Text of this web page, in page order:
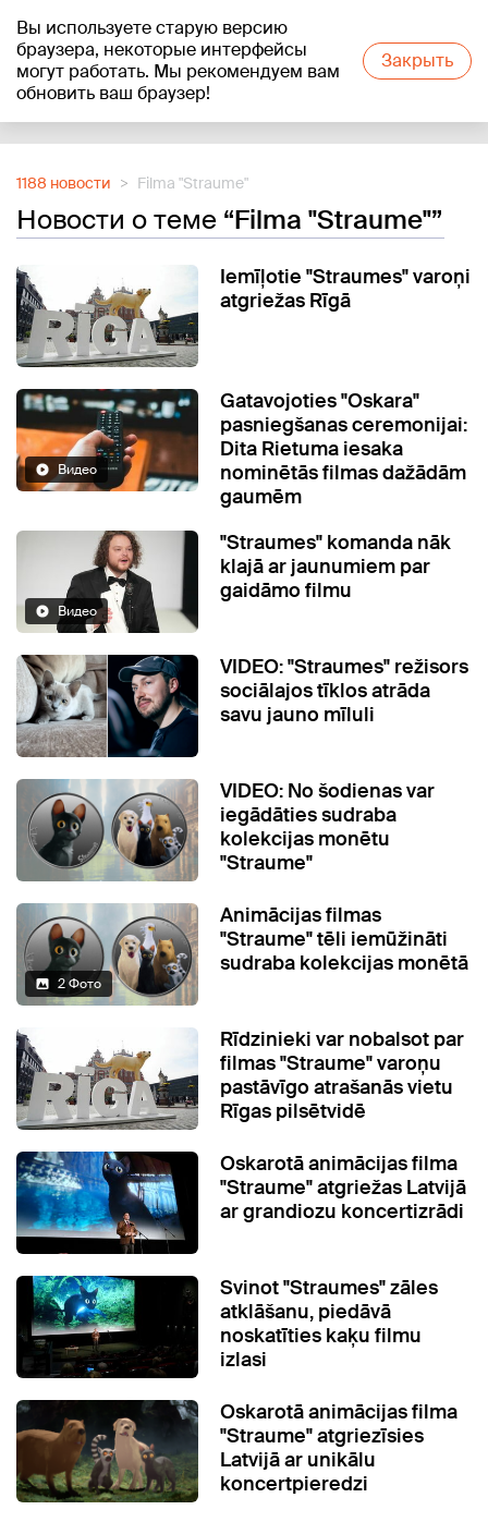
Вы используете старую версию
браузера, некоторые интерфейсы
могут работать. Мы рекомендуем вам
обновить ваш браузер!
Закрыть
+21°C
1188 новости Filma "Straume"
Новости о теме “Filma "Straume"”
Iemīļotie "Straumes" varoņi
atgriežas Rīgā
Видео
Gatavojoties "Oskara"
pasniegšanas ceremonijai:
Dita Rietuma iesaka
nominētās filmas dažādām
gaumēm
Видео
"Straumes" komanda nāk
klajā ar jaunumiem par
gaidāmo filmu
VIDEO: "Straumes" režisors
sociālajos tīklos atrāda
savu jauno mīluli
VIDEO: No šodienas var
iegādāties sudraba
kolekcijas monētu
"Straume"
2 Фото
Animācijas filmas
"Straume" tēli iemūžināti
sudraba kolekcijas monētā
Rīdzinieki var nobalsot par
filmas "Straume" varoņu
pastāvīgo atrašanās vietu
Rīgas pilsētvidē
Oskarotā animācijas filma
"Straume" atgriežas Latvijā
ar grandiozu koncertizrādi
Svinot "Straumes" zāles
atklāšanu, piedāvā
noskatīties kaķu filmu
izlasi
Oskarotā animācijas filma
"Straume" atgriezīsies
Latvijā ar unikālu
koncertpieredzi